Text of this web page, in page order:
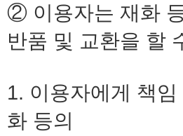
② 이용자는 재화
반품 및 교환을 할
1. 이용자에게 책
화 등의